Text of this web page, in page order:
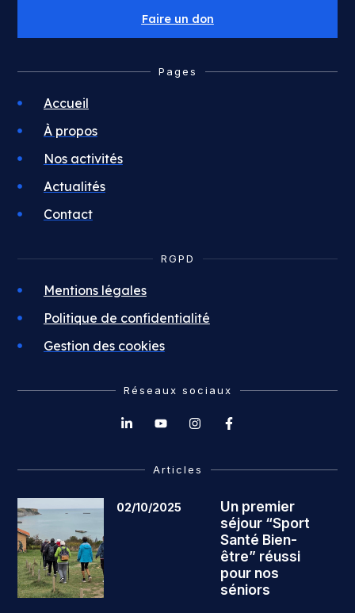
Faire un don
Pages
Accueil
À propos
Nos activités
Actualités
Contact
RGPD
Mentions légales
Politique de confidentialité
Gestion des cookies
Réseaux sociaux
Articles
02/10/2025
Un premier
séjour “Sport
Santé Bien-
être” réussi
pour nos
séniors